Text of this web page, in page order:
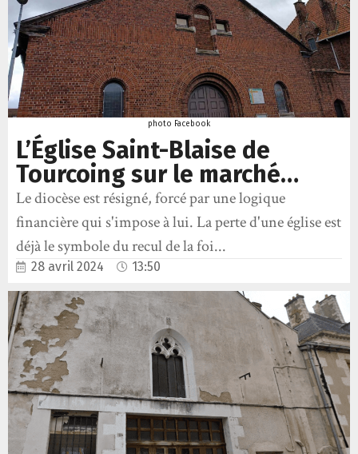
photo Facebook
L’Église Saint-Blaise de
Tourcoing sur le marché…
Le diocèse est résigné, forcé par une logique
financière qui s'impose à lui. La perte d'une église est
déjà le symbole du recul de la foi...
28 avril 2024 13:50